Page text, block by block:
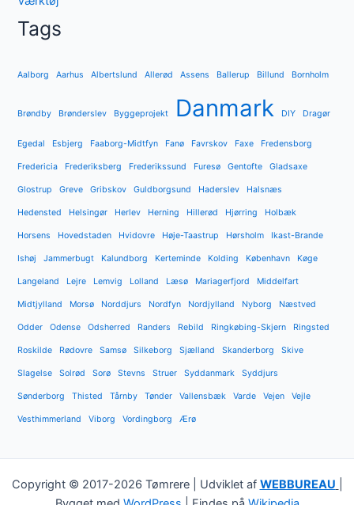
Tags
Aalborg Aarhus Albertslund Allerød Assens Ballerup Billund Bornholm
Brøndby Brønderslev Byggeprojekt Danmark DIY Dragør
Egedal Esbjerg Faaborg-Midtfyn Fanø Favrskov Faxe Fredensborg
Fredericia Frederiksberg Frederikssund Furesø Gentofte Gladsaxe
Glostrup Greve Gribskov Guldborgsund Haderslev Halsnæs
Hedensted Helsingør Herlev Herning Hillerød Hjørring Holbæk
Horsens Hovedstaden Hvidovre Høje-Taastrup Hørsholm Ikast-Brande
Ishøj Jammerbugt Kalundborg Kerteminde Kolding København Køge
Langeland Lejre Lemvig Lolland Læsø Mariagerfjord Middelfart
Midtjylland Morsø Norddjurs Nordfyn Nordjylland Nyborg Næstved
Odder Odense Odsherred Randers Rebild Ringkøbing-Skjern Ringsted
Roskilde Rødovre Samsø Silkeborg Sjælland Skanderborg Skive
Slagelse Solrød Sorø Stevns Struer Syddanmark Syddjurs
Sønderborg Thisted Tårnby Tønder Vallensbæk Varde Vejen Vejle
Vesthimmerland Viborg Vordingborg Ærø
Copyright © 2017-2026 Tømrere | Udviklet af WEBBUREAU